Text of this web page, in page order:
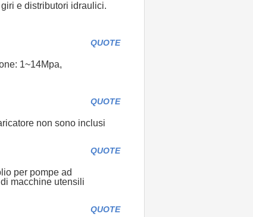
e distributori idraulici.
QUOTE
1~14Mpa,
QUOTE
non sono inclusi
QUOTE
per pompe ad
macchine utensili
QUOTE